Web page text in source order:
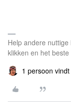
Help andere
klikken en het
1 persoon